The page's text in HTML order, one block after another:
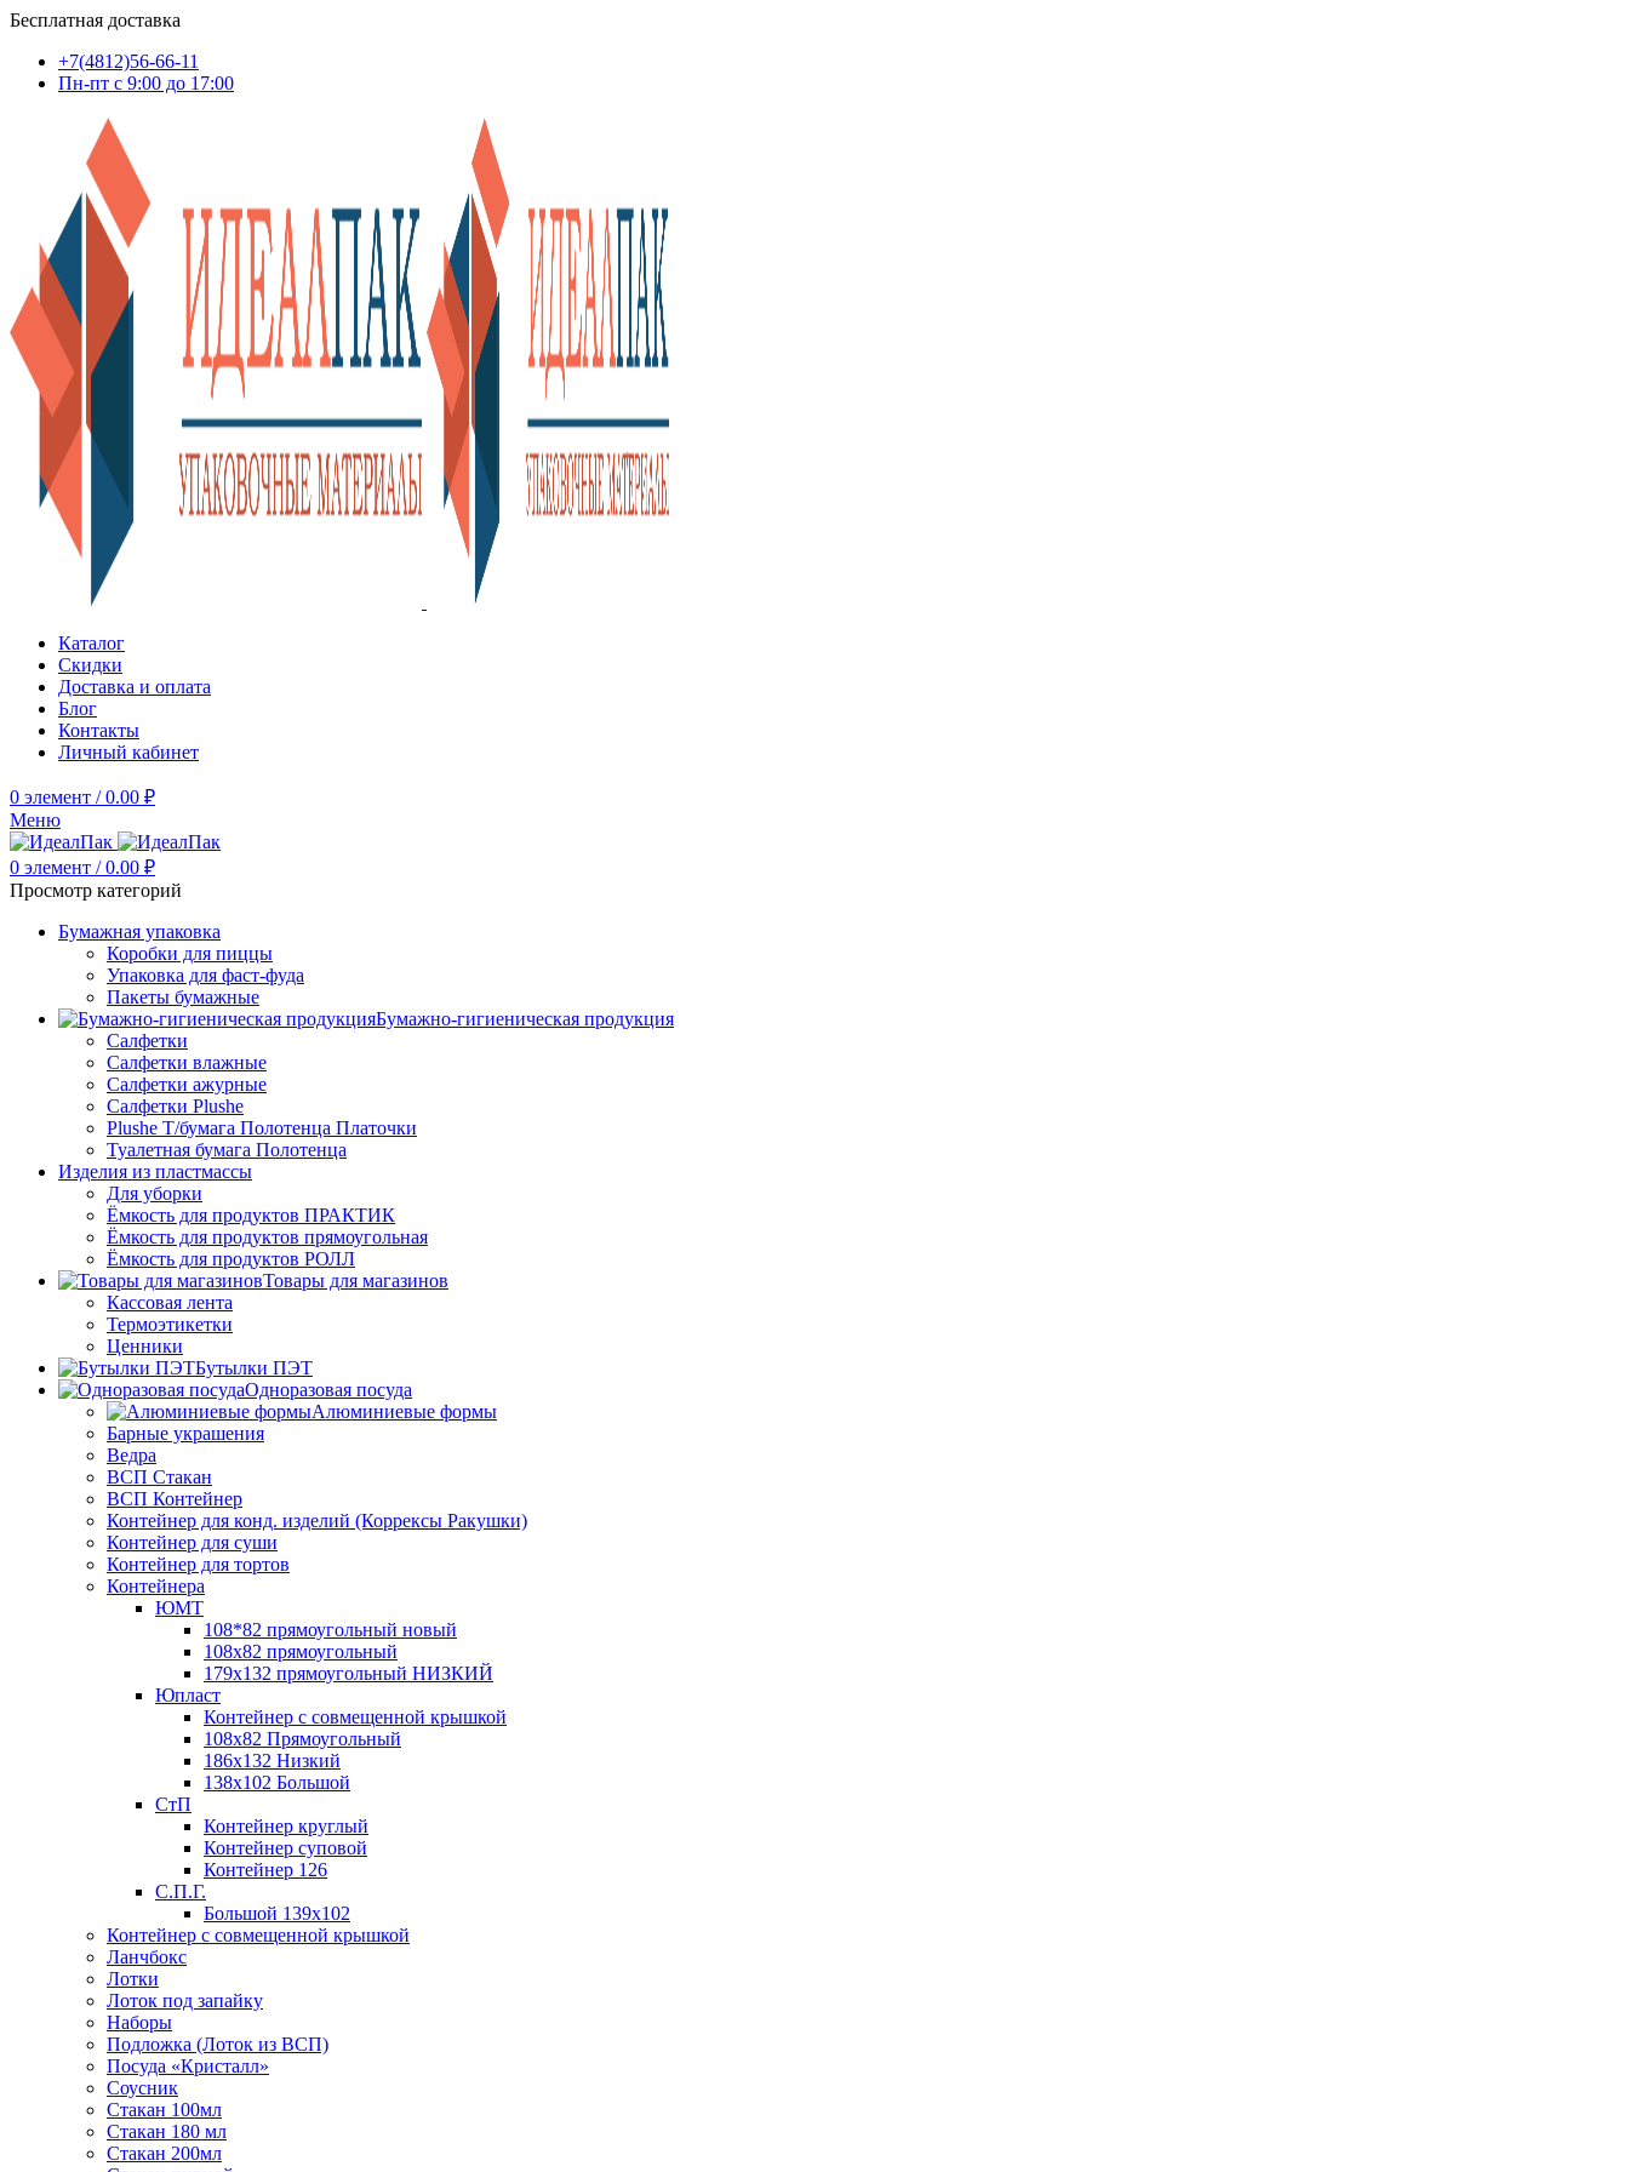
Бесплатная доставка
+7(4812)56-66-11
Пн-пт c 9:00 до 17:00
Каталог
Скидки
Доставка и оплата
Блог
Контакты
Личный кабинет
0 элемент / 0.00 ₽
Меню
0 элемент / 0.00 ₽
Просмотр категорий
Бумажная упаковка
Коробки для пиццы
Упаковка для фаст-фуда
Пакеты бумажные
Бумажно-гигиеническая продукция
Салфетки
Салфетки влажные
Салфетки ажурные
Салфетки Plushe
Plushe Т/бумага Полотенца Платочки
Туалетная бумага Полотенца
Изделия из пластмассы
Для уборки
Ёмкость для продуктов ПРАКТИК
Ёмкость для продуктов прямоугольная
Ёмкость для продуктов РОЛЛ
Товары для магазинов
Кассовая лента
Термоэтикетки
Ценники
Бутылки ПЭТ
Одноразовая посуда
Алюминиевые формы
Барные украшения
Ведра
ВСП Стакан
ВСП Контейнер
Контейнер для конд. изделий (Коррексы Ракушки)
Контейнер для суши
Контейнер для тортов
Контейнера
ЮМТ
108*82 прямоугольный новый
108х82 прямоугольный
179х132 прямоугольный НИЗКИЙ
Юпласт
Контейнер с совмещенной крышкой
108х82 Прямоугольный
186х132 Низкий
138х102 Большой
СтП
Контейнер круглый
Контейнер суповой
Контейнер 126
С.П.Г.
Большой 139х102
Контейнер с совмещенной крышкой
Ланчбокс
Лотки
Лоток под запайку
Наборы
Подложка (Лоток из ВСП)
Посуда «Кристалл»
Соусник
Стакан 100мл
Стакан 180 мл
Стакан 200мл